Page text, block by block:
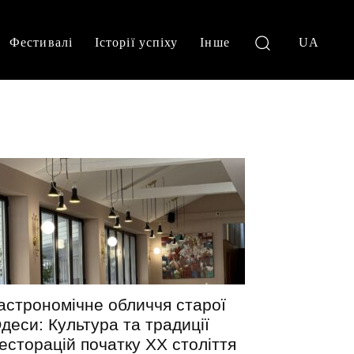
Фестивалі Історії успіху Інше UA
обличчя старої
Культура та традиції
початку XX століття